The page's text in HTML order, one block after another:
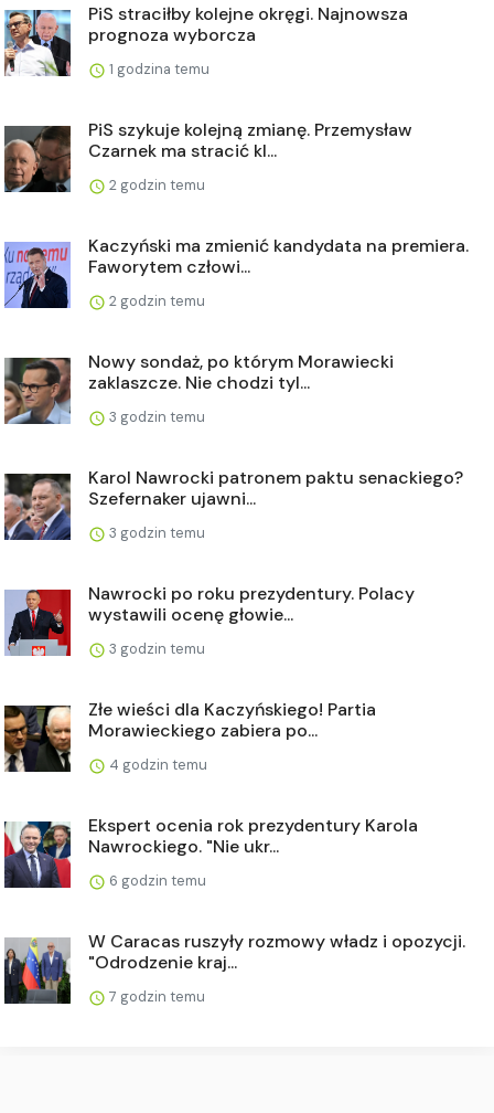
PiS straciłby kolejne okręgi. Najnowsza
prognoza wyborcza
1 godzina temu
PiS szykuje kolejną zmianę. Przemysław
Czarnek ma stracić kl...
2 godzin temu
Kaczyński ma zmienić kandydata na premiera.
Faworytem człowi...
2 godzin temu
Nowy sondaż, po którym Morawiecki
zaklaszcze. Nie chodzi tyl...
3 godzin temu
Karol Nawrocki patronem paktu senackiego?
Szefernaker ujawni...
3 godzin temu
Nawrocki po roku prezydentury. Polacy
wystawili ocenę głowie...
3 godzin temu
Złe wieści dla Kaczyńskiego! Partia
Morawieckiego zabiera po...
4 godzin temu
Ekspert ocenia rok prezydentury Karola
Nawrockiego. "Nie ukr...
6 godzin temu
W Caracas ruszyły rozmowy władz i opozycji.
"Odrodzenie kraj...
7 godzin temu